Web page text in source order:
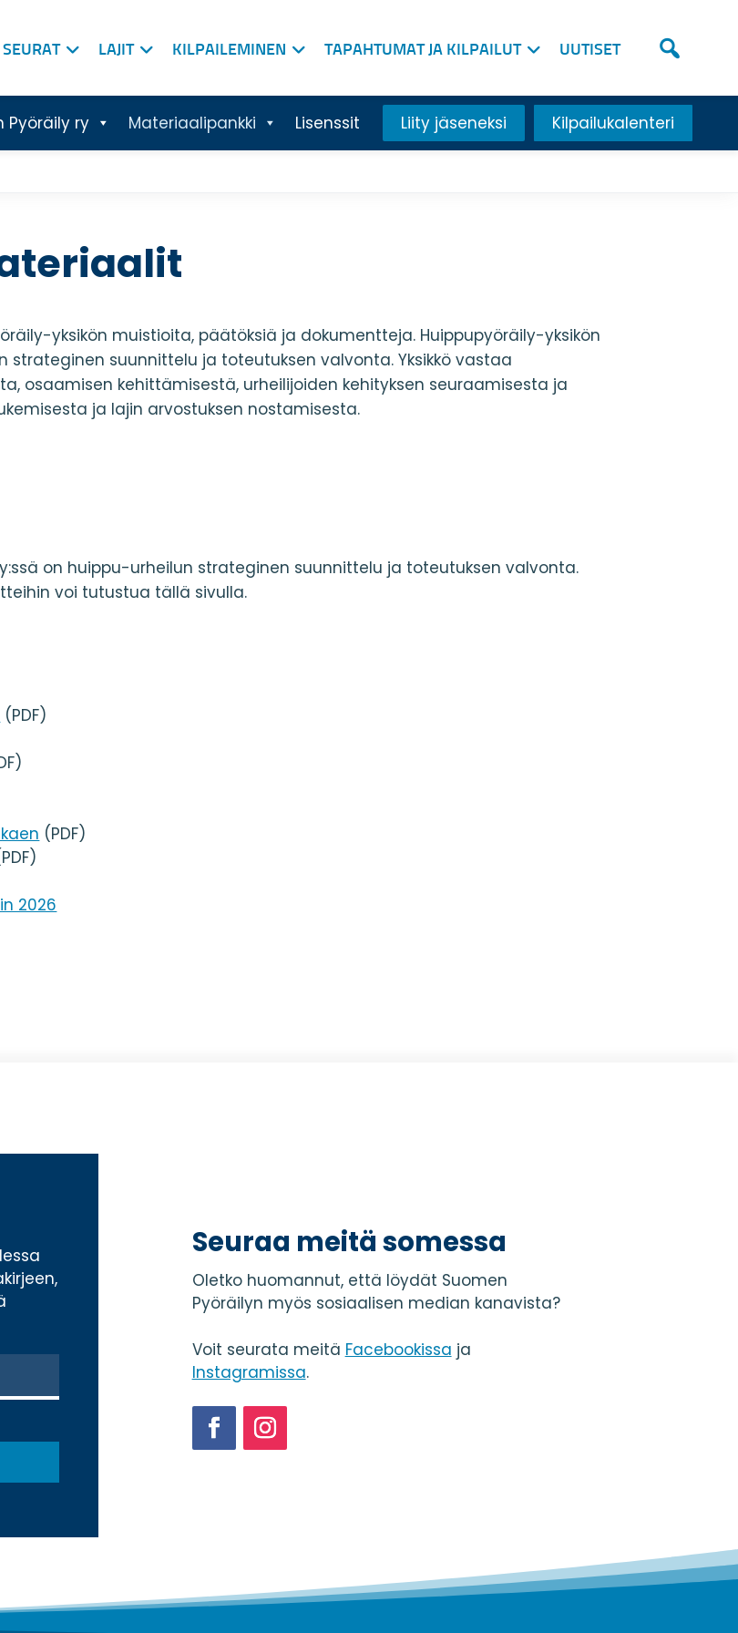
SEURAT LAJIT KILPAILEMINEN TAPAHTUMAT JA KILPAILUT UUTISET
Pyöräily ry Materiaalipankki Lisenssit Liity jäseneksi Kilpailukalenteri
yksikön muistioita, päätöksiä ja dokumentteja. Huippupyöräily-yksikön
strateginen suunnittelu ja toteutuksen valvonta. Yksikkö vastaa
osaamisen kehittämisestä, urheilijoiden kehityksen seuraamisesta ja
ja lajin arvostuksen nostamisesta.
on huippu-urheilun strateginen suunnittelu ja toteutuksen valvonta.
voi tutustua tällä sivulla.
(PDF)
(PDF)
2026
Seuraa meitä somessa
Oletko huomannut, että löydät Suomen
Pyöräilyn myös sosiaalisen median kanavista?
Voit seurata meitä Facebookissa ja
Instagramissa.